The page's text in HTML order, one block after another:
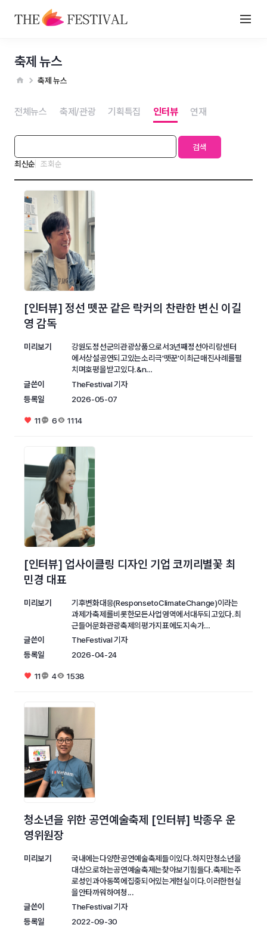
축제 뉴스
축제 뉴스
전체뉴스 축제/관광 기획특집 인터뷰 연재
검색
최신순
조회순
[인터뷰] 정선 뗏꾼 같은 락커의 찬란한 변신 이길
영 감독
미리보기
강원도정선군의관광상품으로서3년째정선아리랑센터
에서상설공연되고있는소리극'뗏꾼'이최근매진사례를펼
치며호평을받고있다.&n…
글쓴이
TheFestival 기자
등록일
2026-05-07
11 6 1114
[인터뷰] 업사이클링 디자인 기업 코끼리별꽃 최
민경 대표
미리보기
기후변화대응(ResponsetoClimateChange)이라는
과제가축제를비롯한모든사업영역에서대두되고있다.최
근들어문화관광축제의평가지표에도지속가…
글쓴이
TheFestival 기자
등록일
2026-04-24
11 4 1538
청소년을 위한 공연예술축제 [인터뷰] 박종우 운
영위원장
미리보기
국내에는다양한공연예술축제들이있다.하지만청소년을
대상으로하는공연예술축제는찾아보기힘들다.축제는주
로성인과아동쪽에집중되어있는게현실이다.이러한현실
을안타까워하여청...
글쓴이
TheFestival 기자
등록일
2022-09-30